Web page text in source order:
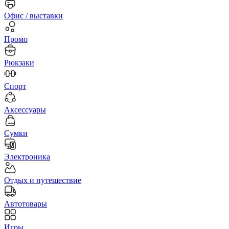
Офис / выставки
Промо
Рюкзаки
Спорт
Аксессуары
Сумки
Электроника
Отдых и путешествие
Автотовары
Игры